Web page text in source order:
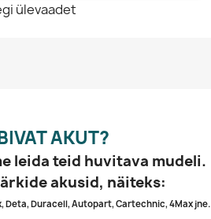
ülevaadet
AKUT?
leida teid huvitava mudeli.
akusid, näiteks:
Deta, Duracell, Autopart, Cartechnic, 4Max jne.